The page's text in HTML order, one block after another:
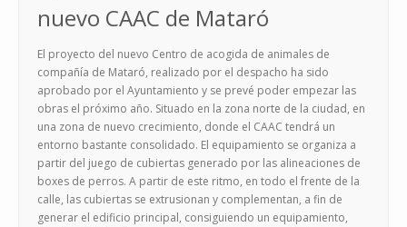
nuevo CAAC de Mataró
El proyecto del nuevo Centro de acogida de animales de
compañía de Mataró, realizado por el despacho ha sido
aprobado por el Ayuntamiento y se prevé poder empezar las
obras el próximo año. Situado en la zona norte de la ciudad, en
una zona de nuevo crecimiento, donde el CAAC tendrá un
entorno bastante consolidado. El equipamiento se organiza a
partir del juego de cubiertas generado por las alineaciones de
boxes de perros. A partir de este ritmo, en todo el frente de la
calle, las cubiertas se extrusionan y complementan, a fin de
generar el edificio principal, consiguiendo un equipamiento,